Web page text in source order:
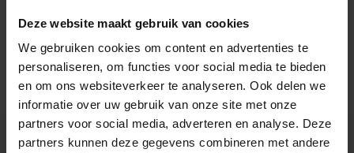
Deze website maakt gebruik van cookies
We gebruiken cookies om content en advertenties te
personaliseren, om functies voor social media te bieden
en om ons websiteverkeer te analyseren. Ook delen we
informatie over uw gebruik van onze site met onze
partners voor social media, adverteren en analyse. Deze
partners kunnen deze gegevens combineren met andere
of aannemers. Op zoek naar nóg meer gemak voor
een goede prijs, laat dan je stucwerk, pleisterwerk of
spuitwerk voordelig op maat inmeten en realiseren.
Gewoon bij u thuis, voor een echte Slegers
Spuitwerken prijs.